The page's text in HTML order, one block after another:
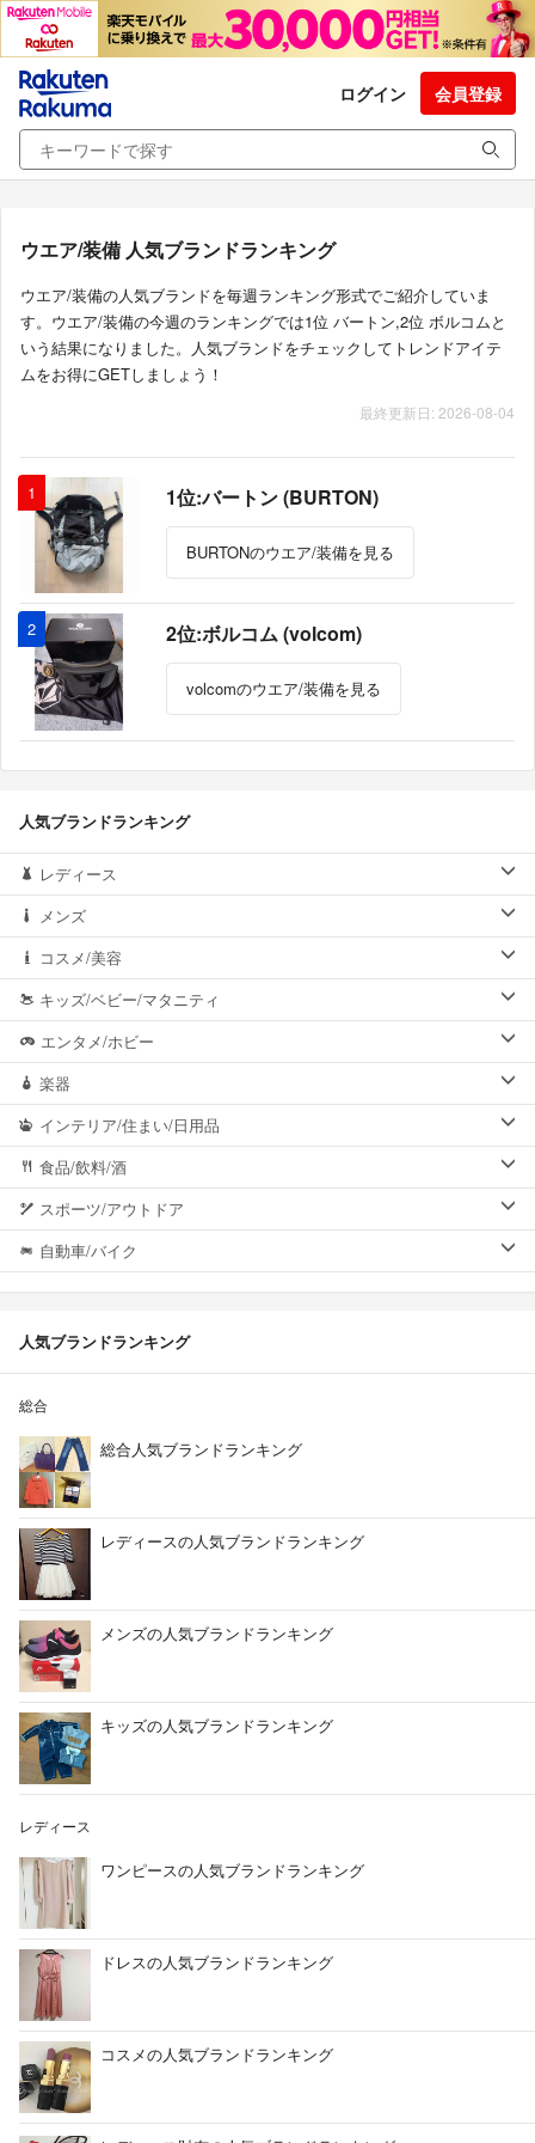
ログイン 会員登録
ウエア/装備 人気ブランドランキング
ウエア/装備の人気ブランドを毎週ランキング形式でご紹介していま
す。ウエア/装備の今週のランキングでは1位 バートン,2位 ボルコムと
いう結果になりました。人気ブランドをチェックしてトレンドアイテ
ムをお得にGETしましょう！
最終更新日: 2026-08-04
1 1位:バートン (BURTON)
BURTONのウエア/装備を見る
2 2位:ボルコム (volcom)
volcomのウエア/装備を見る
人気ブランドランキング
レディース
メンズ
コスメ/美容
キッズ/ベビー/マタニティ
エンタメ/ホビー
楽器
インテリア/住まい/日用品
食品/飲料/酒
スポーツ/アウトドア
自動車/バイク
人気ブランドランキング
総合
総合人気ブランドランキング
レディースの人気ブランドランキング
メンズの人気ブランドランキング
キッズの人気ブランドランキング
レディース
ワンピースの人気ブランドランキング
ドレスの人気ブランドランキング
コスメの人気ブランドランキング